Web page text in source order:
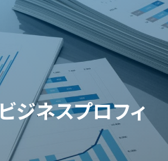
ジネスプロフィ